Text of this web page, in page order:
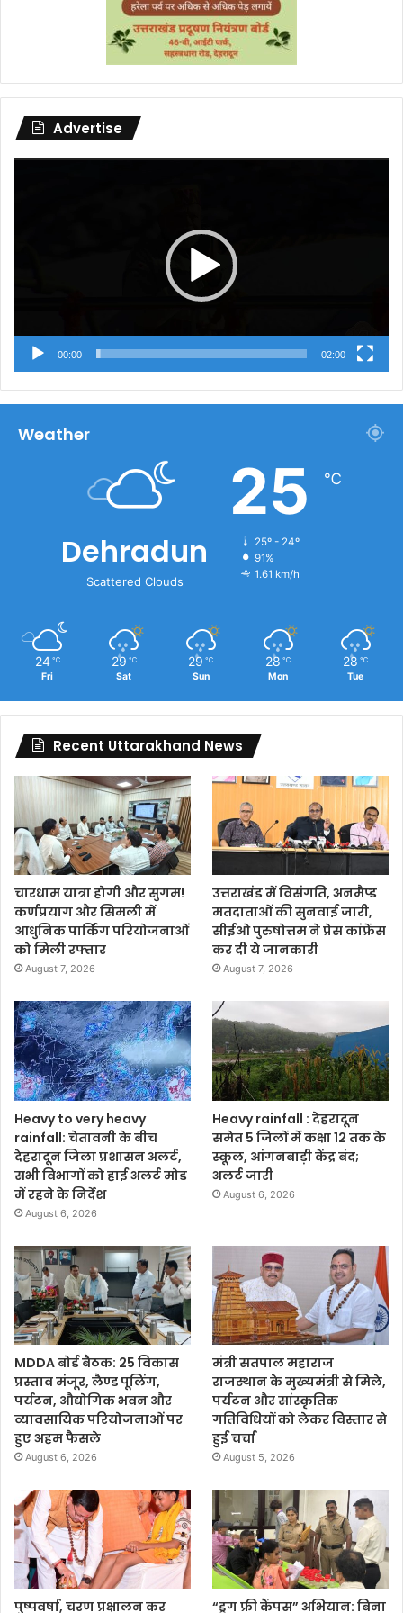
Advertise
00:00 02:00
Weather
Dehradun
Scattered Clouds
25 ℃
25º - 24º
91%
1.61 km/h
24 ℃
Fri
29 ℃
Sat
29 ℃
Sun
28 ℃
Mon
28 ℃
Tue
Recent Uttarakhand News
चारधाम यात्रा होगी और सुगम!
कर्णप्रयाग और सिमली में
आधुनिक पार्किंग परियोजनाओं
को मिली रफ्तार
August 7, 2026
उत्तराखंड में विसंगति, अनमैप्ड
मतदाताओं की सुनवाई जारी,
सीईओ पुरुषोत्तम ने प्रेस कांफ्रेंस
कर दी ये जानकारी
August 7, 2026
Heavy to very heavy
rainfall: चेतावनी के बीच
देहरादून जिला प्रशासन अलर्ट,
सभी विभागों को हाई अलर्ट मोड
में रहने के निर्देश
August 6, 2026
Heavy rainfall : देहरादून
समेत 5 जिलों में कक्षा 12 तक के
स्कूल, आंगनबाड़ी केंद्र बंद;
अलर्ट जारी
August 6, 2026
MDDA बोर्ड बैठक: 25 विकास
प्रस्ताव मंजूर, लैण्ड पूलिंग,
पर्यटन, औद्योगिक भवन और
व्यावसायिक परियोजनाओं पर
हुए अहम फैसले
August 6, 2026
मंत्री सतपाल महाराज
राजस्थान के मुख्यमंत्री से मिले,
पर्यटन और सांस्कृतिक
गतिविधियों को लेकर विस्तार से
हुई चर्चा
August 5, 2026
पुष्पवर्षा, चरण प्रक्षालन कर “ड्रग फ्री कैंपस” अभियान: बिना